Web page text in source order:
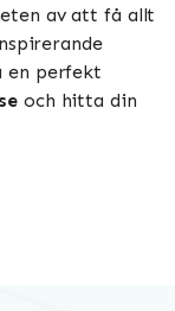
av att få allt
en perfekt
och hitta din